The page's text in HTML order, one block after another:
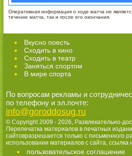
Оперативная информация о ходе матча не
течение матча, так и после его окончания.
Вкусно поесть
Сходить в кино
Cходить в театр
Заняться спортом
В мире спорта
По вопросам рекламы и
по телефону и эл.почте:
info@goroddosug.ru
© Copyright 2009 - 2026, Развлекательно-
Перепечатка материалов в печатных
сайтовразрешается только с письменного
использовании материалов с сайта, ссылка
пользовательское соглашение